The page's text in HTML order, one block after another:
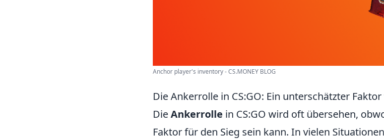
Anchor player's inventory - CS.MONEY BLOG
Die Ankerrolle in CS:GO: Ein unterschätzter
DieAnkerrolle in CS:GO wird oft übersehen,
Faktor für den Sieg sein kann. In vielen